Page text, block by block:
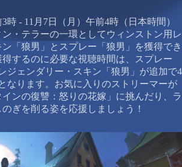
時 - 11月7日（月）午前4時（日本時間）
・テラーの一環としてウィンストン用レ
「狼男」とスプレー「狼男」を獲得でき
するのに必要な視聴時間は、スプレー
ジェンダリー・スキン「狼男」が追加で4
なります。お気に入りのストリーマーが
インの復讐：怒りの花嫁」に挑んだり、ラ
ぎを削る姿を応援しましょう！